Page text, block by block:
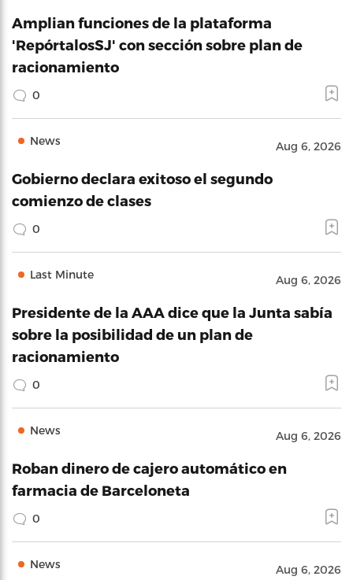
Amplian funciones de la plataforma
'RepórtalosSJ' con sección sobre plan de
racionamiento
0
News Aug 6, 2026
Gobierno declara exitoso el segundo
comienzo de clases
0
Last Minute Aug 6, 2026
Presidente de la AAA dice que la Junta sabía
sobre la posibilidad de un plan de
racionamiento
0
News Aug 6, 2026
Roban dinero de cajero automático en
farmacia de Barceloneta
0
News Aug 6, 2026